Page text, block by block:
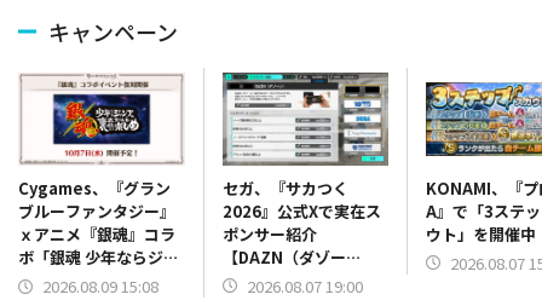
キャンペーン
Cygames、『グラン
ブルーファンタジー』
ｘアニメ『銀魂』コラ
ボ「銀魂 少年ならジャ
ンプの裏表紙までちゃ
2026.08.09 15:08
セガ、『サカつく
2026』公式Xで実在ス
ポンサー紹介
【DAZN（ダゾー
ン）】篇をポスト
2026.08.07 19:00
KONAMI、『
A』で「3ステ
ウト」を開催中
2026.08.07